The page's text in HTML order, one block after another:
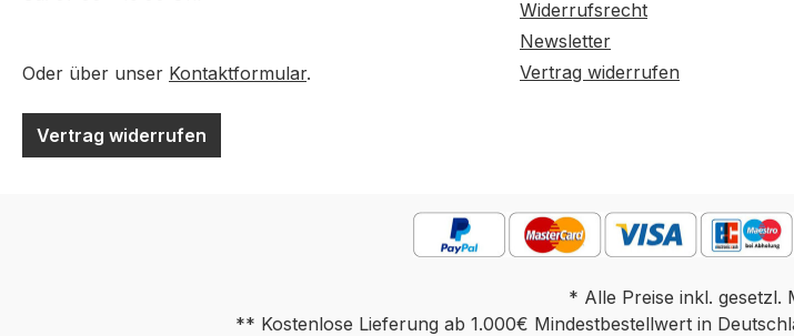
enthalten. Abbildung
kann abweichen.
enthalten. Abbildung
Bildschirmen
Beimöbel sind nicht
Oder über unser Kontaktformular.
Vertrag widerrufen
Widerrufsrecht
Newsletter
Vertrag widerrufen
* Alle Preise inkl. gesetzl.
** Kostenlose Lieferung ab 1.000€ Mindestbestellwert in